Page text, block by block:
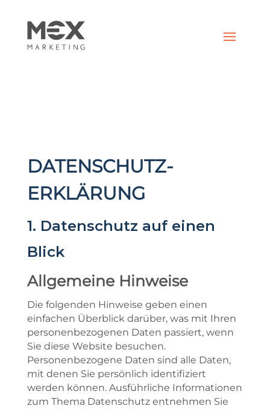
DATENSCHUTZ­
ERKLÄRUNG
1. Datenschutz auf einen
Blick
Allgemeine Hinweise
Die folgenden Hinweise geben einen
einfachen Überblick darüber, was mit Ihren
personenbezogenen Daten passiert, wenn
Sie diese Website besuchen.
Personenbezogene Daten sind alle Daten,
mit denen Sie persönlich identifiziert
werden können. Ausführliche Informationen
zum Thema Datenschutz entnehmen Sie